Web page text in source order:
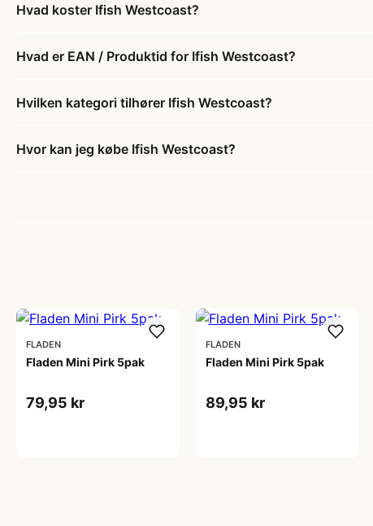
Hvad koster Ifish Westcoast?
Hvad er EAN / Produktid for Ifish Westcoast?
Hvilken kategori tilhører Ifish Westcoast?
Hvor kan jeg købe Ifish Westcoast?
FLADEN
Fladen Mini Pirk 5pak
79,95 kr
FLADEN
Fladen Mini Pirk 5pak
89,95 kr